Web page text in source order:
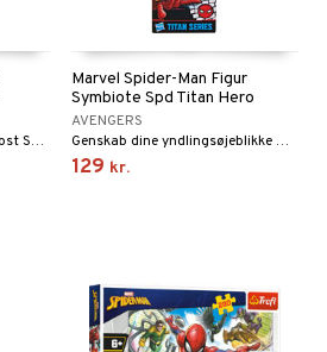
Leg superheltelege med Ghost Spider!
Marvel Spider-Man Figur
Symbiote Spd Titan Hero
AVENGERS
Genskab dine yndlingsøjeblikke med actionhelte!
129 kr.